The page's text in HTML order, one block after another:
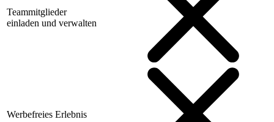
Teammitglieder
einladen und verwalten
Werbefreies Erlebnis